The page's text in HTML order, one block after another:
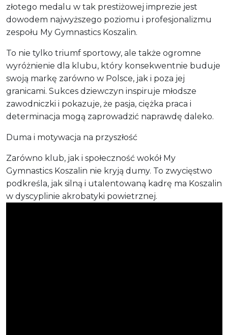
złotego medalu w tak prestiżowej imprezie jest
dowodem najwyższego poziomu i profesjonalizmu
zespołu My Gymnastics Koszalin.
To nie tylko triumf sportowy, ale także ogromne
wyróżnienie dla klubu, który konsekwentnie buduje
swoją markę zarówno w Polsce, jak i poza jej
granicami. Sukces dziewczyn inspiruje młodsze
zawodniczki i pokazuje, że pasja, ciężka praca i
determinacja mogą zaprowadzić naprawdę daleko.
Duma i motywacja na przyszłość
Zarówno klub, jak i społeczność wokół My
Gymnastics Koszalin nie kryją dumy. To zwycięstwo
podkreśla, jak silną i utalentowaną kadrę ma Koszalin
w dyscyplinie akrobatyki powietrznej.